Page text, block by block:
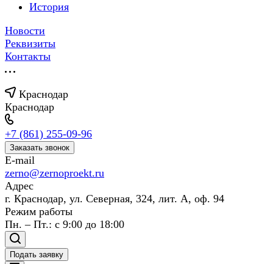
История
Новости
Реквизиты
Контакты
Краснодар
Краснодар
+7 (861) 255-09-96
Заказать звонок
E-mail
zerno@zernoproekt.ru
Адрес
г. Краснодар, ул. Северная, 324, лит. А, оф. 94
Режим работы
Пн. – Пт.: с 9:00 до 18:00
Подать заявку